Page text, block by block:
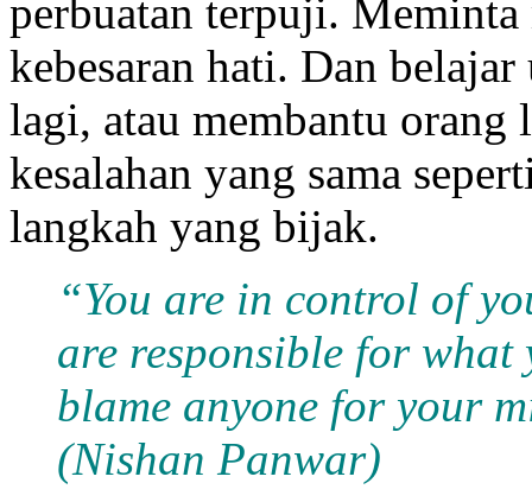
perbuatan terpuji.
kebesaran hati. Dan
lagi, atau membantu
kesalahan yang sama
langkah yang bijak.
“You are in control of
are responsible for
blame anyone for your
(Nishan Panwar)